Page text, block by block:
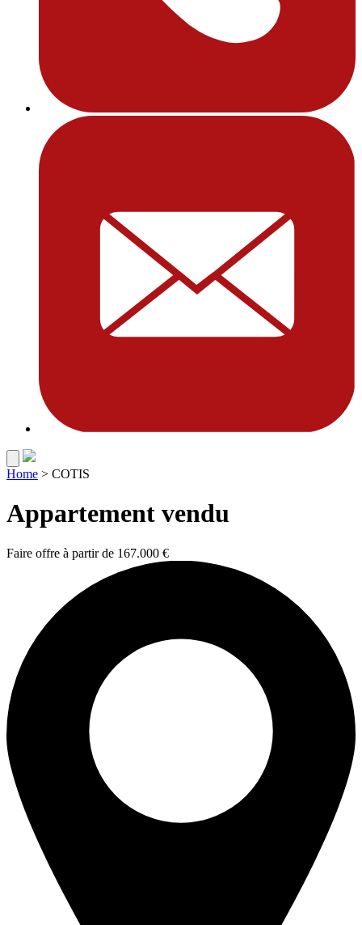
Home > COTIS
Appartement vendu
Faire offre à partir de 167.000 €